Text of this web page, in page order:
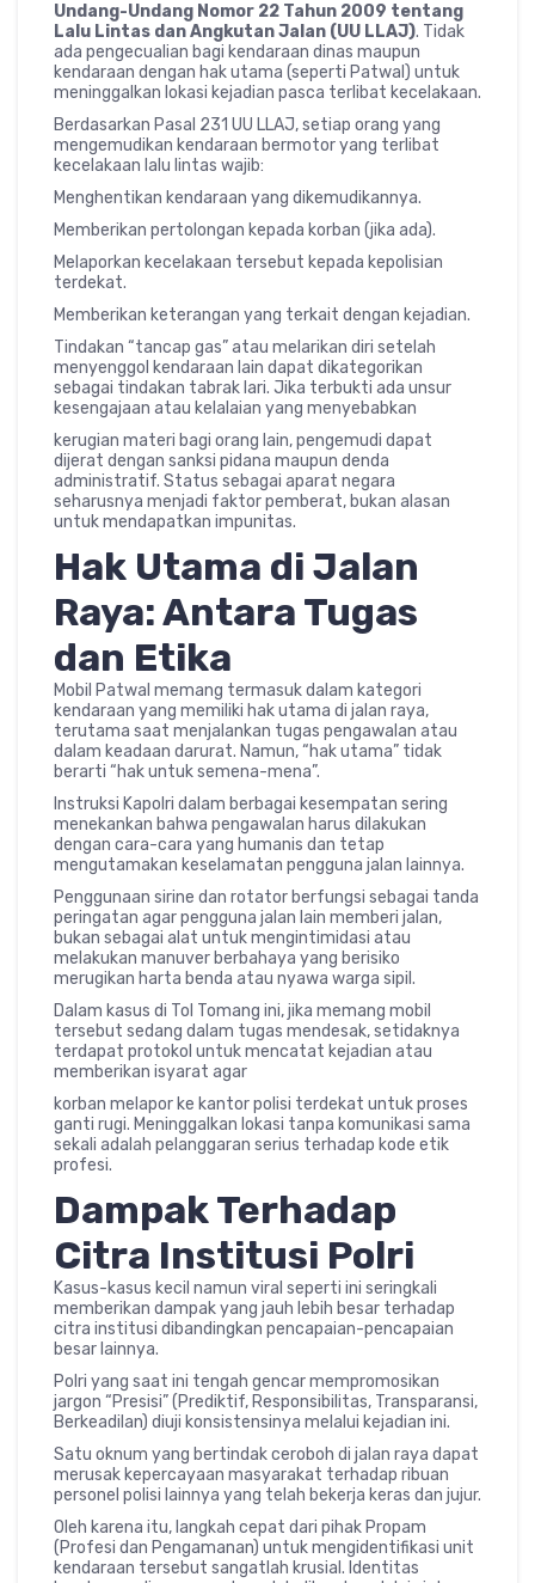
Undang-Undang Nomor 22 Tahun 2009 tentang
Lalu Lintas dan Angkutan Jalan (UU LLAJ). Tidak
ada pengecualian bagi kendaraan dinas maupun
kendaraan dengan hak utama (seperti Patwal) untuk
meninggalkan lokasi kejadian pasca terlibat kecelakaan.
Berdasarkan Pasal 231 UU LLAJ, setiap orang yang
mengemudikan kendaraan bermotor yang terlibat
kecelakaan lalu lintas wajib:
Menghentikan kendaraan yang dikemudikannya.
Memberikan pertolongan kepada korban (jika ada).
Melaporkan kecelakaan tersebut kepada kepolisian
terdekat.
Memberikan keterangan yang terkait dengan kejadian.
Tindakan “tancap gas” atau melarikan diri setelah
menyenggol kendaraan lain dapat dikategorikan
sebagai tindakan tabrak lari. Jika terbukti ada unsur
kesengajaan atau kelalaian yang menyebabkan
kerugian materi bagi orang lain, pengemudi dapat
dijerat dengan sanksi pidana maupun denda
administratif. Status sebagai aparat negara
seharusnya menjadi faktor pemberat, bukan alasan
untuk mendapatkan impunitas.
Hak Utama di Jalan
Raya: Antara Tugas
dan Etika
Mobil Patwal memang termasuk dalam kategori
kendaraan yang memiliki hak utama di jalan raya,
terutama saat menjalankan tugas pengawalan atau
dalam keadaan darurat. Namun, “hak utama” tidak
berarti “hak untuk semena-mena”.
Instruksi Kapolri dalam berbagai kesempatan sering
menekankan bahwa pengawalan harus dilakukan
dengan cara-cara yang humanis dan tetap
mengutamakan keselamatan pengguna jalan lainnya.
Penggunaan sirine dan rotator berfungsi sebagai tanda
peringatan agar pengguna jalan lain memberi jalan,
bukan sebagai alat untuk mengintimidasi atau
melakukan manuver berbahaya yang berisiko
merugikan harta benda atau nyawa warga sipil.
Dalam kasus di Tol Tomang ini, jika memang mobil
tersebut sedang dalam tugas mendesak, setidaknya
terdapat protokol untuk mencatat kejadian atau
memberikan isyarat agar
korban melapor ke kantor polisi terdekat untuk proses
ganti rugi. Meninggalkan lokasi tanpa komunikasi sama
sekali adalah pelanggaran serius terhadap kode etik
profesi.
Dampak Terhadap
Citra Institusi Polri
Kasus-kasus kecil namun viral seperti ini seringkali
memberikan dampak yang jauh lebih besar terhadap
citra institusi dibandingkan pencapaian-pencapaian
besar lainnya.
Polri yang saat ini tengah gencar mempromosikan
jargon “Presisi” (Prediktif, Responsibilitas, Transparansi,
Berkeadilan) diuji konsistensinya melalui kejadian ini.
Satu oknum yang bertindak ceroboh di jalan raya dapat
merusak kepercayaan masyarakat terhadap ribuan
personel polisi lainnya yang telah bekerja keras dan jujur.
Oleh karena itu, langkah cepat dari pihak Propam
(Profesi dan Pengamanan) untuk mengidentifikasi unit
kendaraan tersebut sangatlah krusial. Identitas